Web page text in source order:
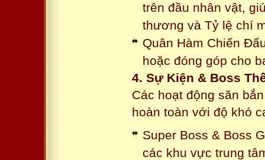
trên đầu nhân vật,
thương và Tỷ lệ chí
Quân Hàm Chiến
hoặc đóng góp cho
4. Sự Kiện & Boss
Các hoạt động săn
hoàn toàn với độ khó
Super Boss & Boss
các khu vực trung